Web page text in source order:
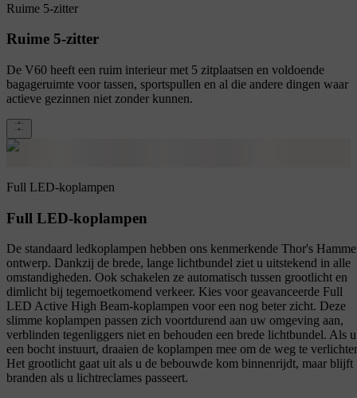
Ruime 5-zitter
Ruime 5-zitter
De V60 heeft een ruim interieur met 5 zitplaatsen en voldoende
bagageruimte voor tassen, sportspullen en al die andere dingen waar
actieve gezinnen niet zonder kunnen.
Full LED-koplampen
Full LED-koplampen
De standaard ledkoplampen hebben ons kenmerkende Thor's
ontwerp. Dankzij de brede, lange lichtbundel ziet u uitstekend in alle
omstandigheden. Ook schakelen ze automatisch tussen grootlicht en
dimlicht bij tegemoetkomend verkeer. Kies voor geavanceerde Full
LED Active High Beam-koplampen voor een nog beter zicht. Deze
slimme koplampen passen zich voortdurend aan uw omgeving aan,
verblinden tegenliggers niet en behouden een brede lichtbundel. Als u
een bocht instuurt, draaien de koplampen mee om de weg te
Het grootlicht gaat uit als u de bebouwde kom binnenrijdt, maar blijft
branden als u lichtreclames passeert.